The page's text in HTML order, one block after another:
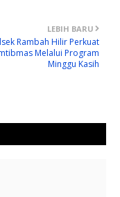
LEBIH BARU
Rambah Hilir Perkuat
Melalui Program
Minggu Kasih